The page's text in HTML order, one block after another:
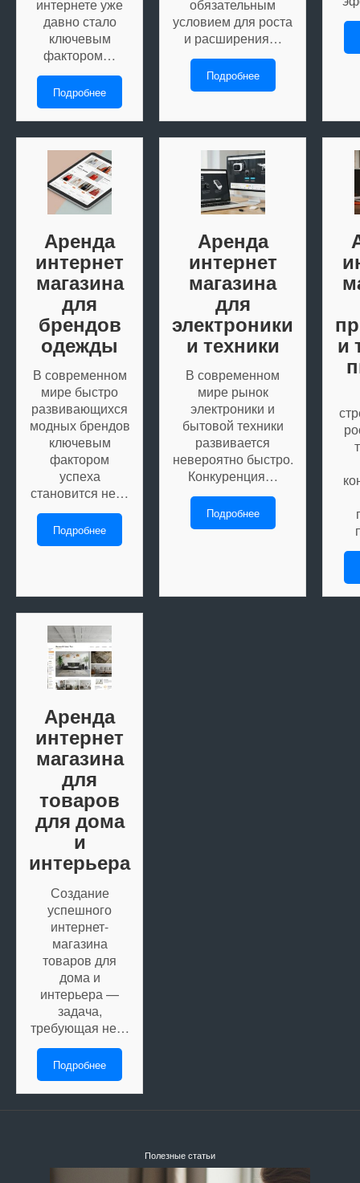
интернете уже
давно стало
ключевым
фактором…
Подробнее
обязательным
условием для роста
и расширения…
Подробнее
Аренда
интернет
магазина
для
брендов
одежды
В современном
мире быстро
развивающихся
модных брендов
ключевым
фактором
успеха
становится не…
Подробнее
Аренда
интернет
магазина
для
электроники
и техники
В современном
мире рынок
электроники и
бытовой техники
развивается
невероятно быстро.
Конкуренция…
Подробнее
и
Аренда
интернет
магазина
для
товаров
для дома
и
интерьера
Создание
успешного
интернет-
магазина
товаров для
дома и
интерьера —
задача,
требующая не…
Подробнее
Полезные статьи